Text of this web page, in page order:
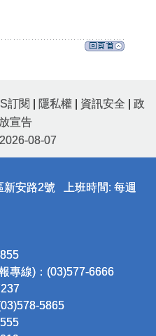
訂閱 隱私權 資訊安全
政
宣告
08-07
新安路2號 上班時間: 每週
專線)：(03)577-6666
5865